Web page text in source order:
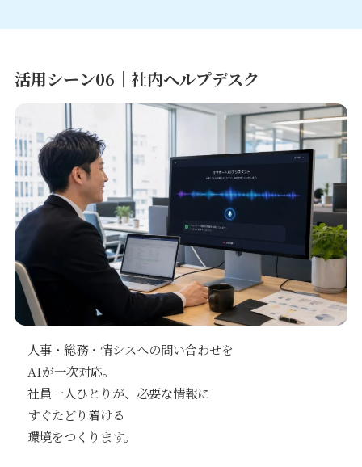
活用シーン06｜ 社内ヘルプデスク
人事・総務・情シスへの問い合わせを
AIが一次対応。
社員一人ひとりが、必要な情報に
すぐたどり着ける
環境をつくります。